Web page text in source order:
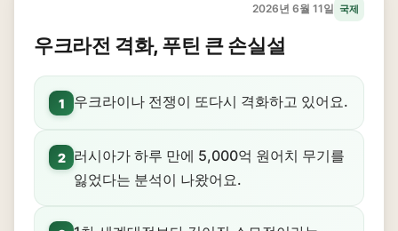
2026년 6월 11일 국제
우크라전 격화, 푸틴 큰 손실설
1 우크라이나 전쟁이 또다시 격화하고 있어요.
2
러시아가 하루 만에 5,000억 원어치 무기를
잃었다는 분석이 나왔어요.